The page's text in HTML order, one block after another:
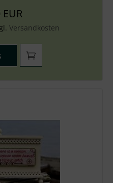
Versandkosten